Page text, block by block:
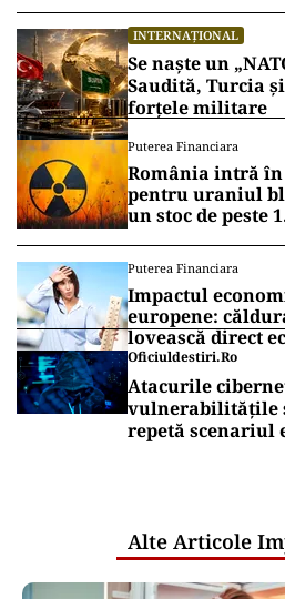
INTERNAȚIONAL
Se naște un
Saudită, Turcia
forțele militare
Puterea Financiara
România intră
pentru uraniul
un stoc de peste
Puterea Financiara
Impactul
europene:
lovească direct
Oficiuldestiri.ro
Atacurile
vulnerabilitățile
repetă scenariul
Alte Articole